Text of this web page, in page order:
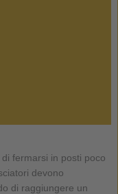
fermarsi in posti poco
devono
di raggiungere un